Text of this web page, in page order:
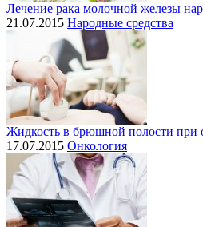
Лечение рака молочной железы
21.07.2015 Народные средства
Жидкость в брюшной полости при
17.07.2015 Онкология